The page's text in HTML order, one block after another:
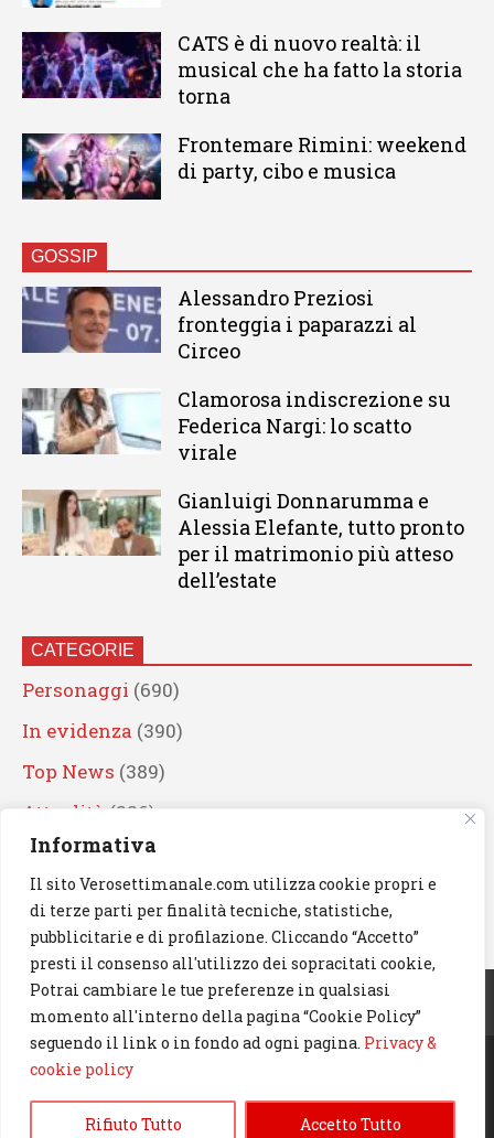
Informativa
Il sito Verosettimanale.com utilizza cookie propri e
di terze parti per finalità tecniche, statistiche,
pubblicitarie e di profilazione. Cliccando “Accetto”
presti il consenso all'utilizzo dei sopracitati cookie,
Potrai cambiare le tue preferenze in qualsiasi
momento all'interno della pagina “Cookie Policy”
seguendo il link o in fondo ad ogni pagina. Privacy &
cookie policy
Rifiuto Tutto Accetto Tutto
CATS è di nuovo realtà: il
musical che ha fatto la storia
torna
Frontemare Rimini: weekend
di party, cibo e musica
GOSSIP
Alessandro Preziosi
fronteggia i paparazzi al
Circeo
Clamorosa indiscrezione su
Federica Nargi: lo scatto
virale
Gianluigi Donnarumma e
Alessia Elefante, tutto pronto
per il matrimonio più atteso
dell’estate
CATEGORIE
Personaggi (690)
In evidenza (390)
Top News (389)
Attualità (336)
Eventi(330)
Artisti (241)
News(239)
Cerca
© 2023 Verosettimanale.com. All rights reserved.